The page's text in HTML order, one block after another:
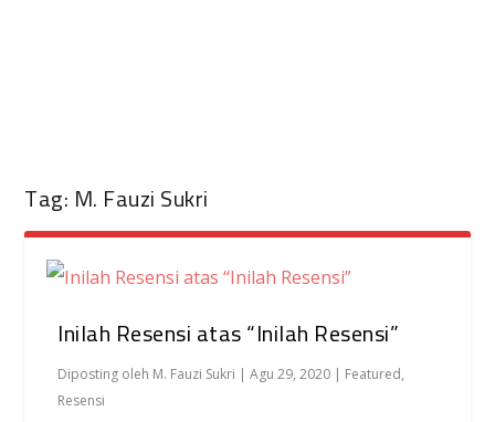
Tag: M. Fauzi Sukri
Inilah Resensi atas “Inilah Resensi”
Diposting oleh M. Fauzi Sukri |Agu 29, 2020 | Featured,
Resensi